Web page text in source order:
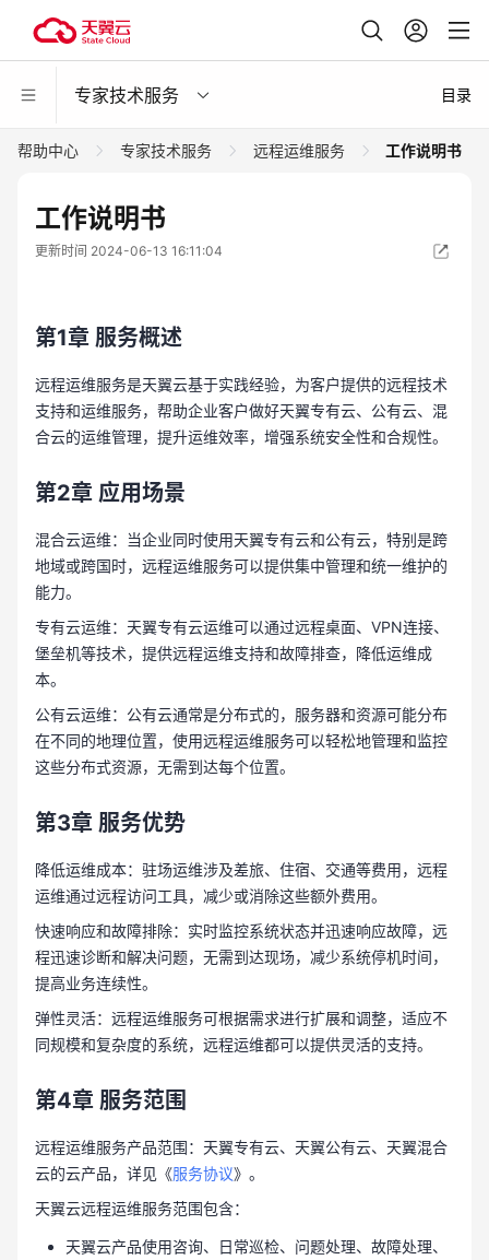
专家技术服务 目录
帮助中心 专家技术服务 远程运维服务 工作说明书
工作说明书
更新时间 2024-06-13 16:11:04
第1章 服务概述
远程运维服务是天翼云基于实践经验，为客户提供的远程技术
支持和运维服务，帮助企业客户做好天翼专有云、公有云、混
合云的运维管理，提升运维效率，增强系统安全性和合规性。
第2章 应用场景
混合云运维：当企业同时使用天翼专有云和公有云，特别是跨
地域或跨国时，远程运维服务可以提供集中管理和统一维护的
能力。
专有云运维：天翼专有云运维可以通过远程桌面、VPN连接、
堡垒机等技术，提供远程运维支持和故障排查，降低运维成
本。
公有云运维：公有云通常是分布式的，服务器和资源可能分布
在不同的地理位置，使用远程运维服务可以轻松地管理和监控
这些分布式资源，无需到达每个位置。
第3章 服务优势
降低运维成本：驻场运维涉及差旅、住宿、交通等费用，远程
运维通过远程访问工具，减少或消除这些额外费用。
快速响应和故障排除：实时监控系统状态并迅速响应故障，远
程迅速诊断和解决问题，无需到达现场，减少系统停机时间，
提高业务连续性。
弹性灵活：远程运维服务可根据需求进行扩展和调整，适应不
同规模和复杂度的系统，远程运维都可以提供灵活的支持。
第4章 服务范围
远程运维服务产品范围：天翼专有云、天翼公有云、天翼混合
云的云产品，详见《服务协议》。
天翼云远程运维服务范围包含：
天翼云产品使用咨询、日常巡检、问题处理、故障处理、